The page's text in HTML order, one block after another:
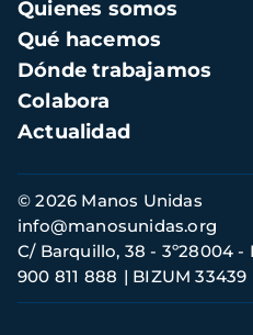
principal
Quienes somos
Qué hacemos
Dónde trabajamos
Colabora
Actualidad
Información
de
contacto
© 2026 Manos Unidas
C/ Barquillo, 38 - 3º28004 -
900 811 888
BIZUM 33439
info@manosunidas.org